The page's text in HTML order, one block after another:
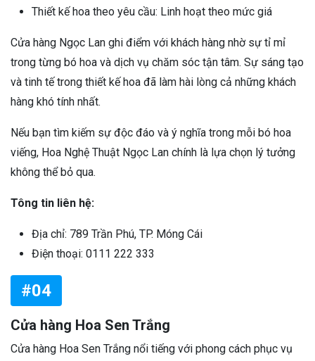
Thiết kế hoa theo yêu cầu: Linh hoạt theo mức giá
Cửa hàng Ngọc Lan ghi điểm với khách hàng nhờ sự tỉ mỉ
trong từng bó hoa và dịch vụ chăm sóc tận tâm. Sự sáng tạo
và tinh tế trong thiết kế hoa đã làm hài lòng cả những khách
hàng khó tính nhất.
Nếu bạn tìm kiếm sự độc đáo và ý nghĩa trong mỗi bó hoa
viếng, Hoa Nghệ Thuật Ngọc Lan chính là lựa chọn lý tưởng
không thể bỏ qua.
Tông tin liên hệ:
Địa chỉ: 789 Trần Phú, TP. Móng Cái
Điện thoại: 0111 222 333
#04
Cửa hàng Hoa Sen Trắng
Cửa hàng Hoa Sen Trắng nổi tiếng với phong cách phục vụ